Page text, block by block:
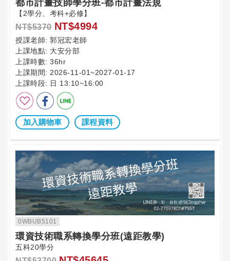
都市計畫技師學分班-都市計畫法規
【2學分、考科+必修】
NT$5370 NT$4994
授課老師: 郭冠宏老師
上課地點: 大安分部
上課時數: 36hr
上課期間: 2026-11-01~2027-01-17
上課時段: 日 13:10~16:00
加入購物車 課程資料
0WBUB5101
環資技術職系轉換學分班(遠距教學)
五科20學分